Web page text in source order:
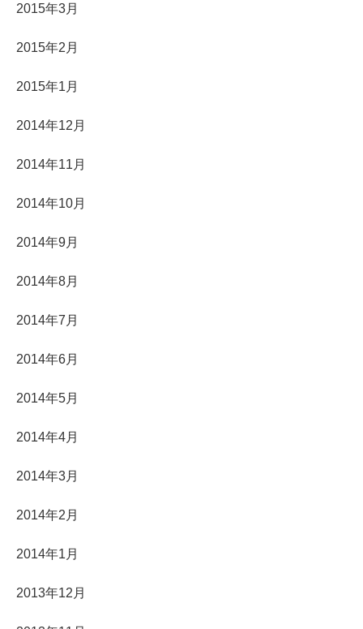
2015年3月
2015年2月
2015年1月
2014年12月
2014年11月
2014年10月
2014年9月
2014年8月
2014年7月
2014年6月
2014年5月
2014年4月
2014年3月
2014年2月
2014年1月
2013年12月